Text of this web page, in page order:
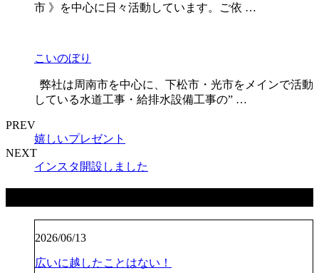
市 》を中心に日々活動しています。ご依 …
こいのぼり
弊社は周南市を中心に、下松市・光市をメインで活動
している水道工事・給排水設備工事の” …
PREV
嬉しいプレゼント
NEXT
インスタ開設しました
2026/06/13
広いに越したことはない！